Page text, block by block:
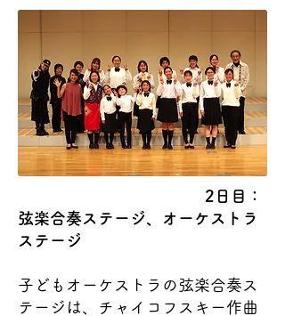
2日目：
弦楽合奏ステージ、オーケストラ
ステージ
子どもオーケストラの弦楽合奏ス
テージは、チャイコフスキー作曲